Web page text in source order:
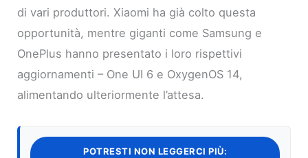
di vari produttori. Xiaomi ha già colto questa
opportunità, mentre giganti come Samsung e
OnePlus hanno presentato i loro rispettivi
aggiornamenti – One UI 6 e OxygenOS 14,
alimentando ulteriormente l’attesa.
POTRESTI NON LEGGERCI PIÙ: